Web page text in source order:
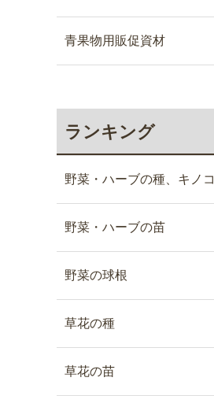
青果物用販促資材
ランキング
野菜・ハーブの種、キノコ
野菜・ハーブの苗
野菜の球根
草花の種
草花の苗